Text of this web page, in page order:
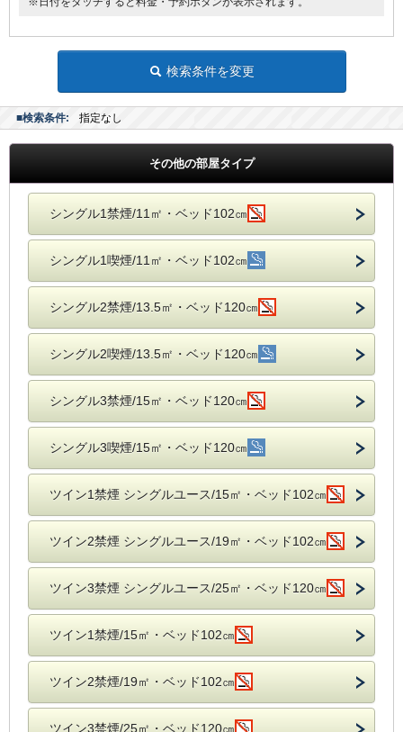
検索条件を変更
■検索条件: 指定なし
その他の部屋タイプ
シングル1禁煙/11㎡・ベッド102㎝
シングル1喫煙/11㎡・ベッド102㎝
シングル2禁煙/13.5㎡・ベッド120㎝
シングル2喫煙/13.5㎡・ベッド120㎝
シングル3禁煙/15㎡・ベッド120㎝
シングル3喫煙/15㎡・ベッド120㎝
ツイン1禁煙 シングルユース/15㎡・ベッド102㎝
ツイン2禁煙 シングルユース/19㎡・ベッド102㎝
ツイン3禁煙 シングルユース/25㎡・ベッド120㎝
ツイン1禁煙/15㎡・ベッド102㎝
ツイン2禁煙/19㎡・ベッド102㎝
ツイン3禁煙/25㎡・ベッド120㎝